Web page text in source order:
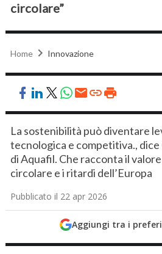
circolare”
Home Innovazione
La sostenibilità può diventare
tecnologica e competitiva., dice
di Aquafil. Che racconta il
circolare e i ritardi dell’Europa
Pubblicato il 22 apr 2026
Aggiungi tra i